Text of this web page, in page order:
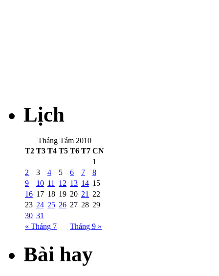
Lịch
Tháng Tám 2010
T2 T3 T4 T5 T6 T7 CN
« Tháng 7 Tháng 9 »
1
2
3 4 5 6 7
8
9
10 11 12 13 14 15
16 17 18 19 20 21
22
23 24 25 26 27 28 29
30 31
Bài hay